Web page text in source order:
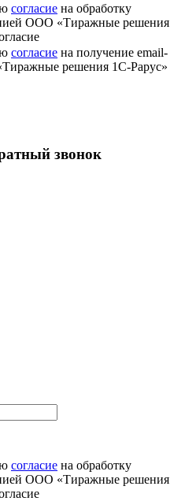
согласие на обработку
ООО «Тиражные решения
согласие на получение email-
решения 1С-Рарус»
звонок
согласие на обработку
ООО «Тиражные решения